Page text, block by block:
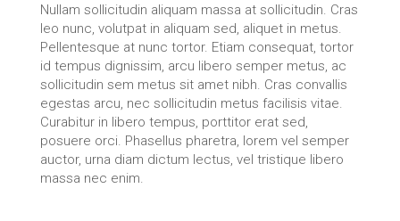
Nullam sollicitudin aliquam massa at sollicitudin. Cras
leo nunc, volutpat in aliquam sed, aliquet in metus.
Pellentesque at nunc tortor. Etiam consequat, tortor
id tempus dignissim, arcu libero semper metus, ac
sollicitudin sem metus sit amet nibh. Cras convallis
egestas arcu, nec sollicitudin metus facilisis vitae.
Curabitur in libero tempus, porttitor erat sed,
posuere orci. Phasellus pharetra, lorem vel semper
auctor, urna diam dictum lectus, vel tristique libero
massa nec enim.